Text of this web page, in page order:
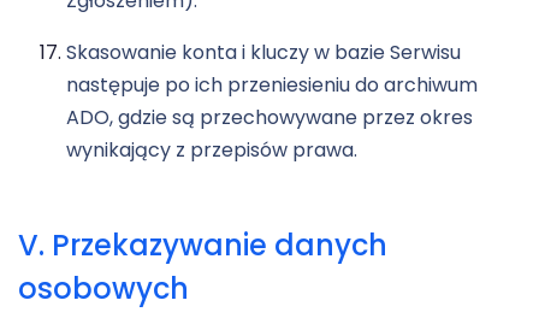
Skasowanie konta i kluczy w bazie Serwisu
następuje po ich przeniesieniu do archiwum
ADO, gdzie są przechowywane przez okres
wynikający z przepisów prawa.
V. Przekazywanie danych
osobowych